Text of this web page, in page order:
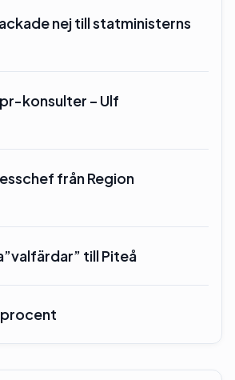
nej till statministerns
konsulter – Ulf
från Region
till Piteå
procent